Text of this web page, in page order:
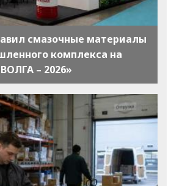
смазочные материалы
комплекса на
– 2026»